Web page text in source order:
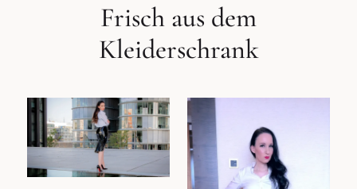
Frisch aus dem
Kleiderschrank